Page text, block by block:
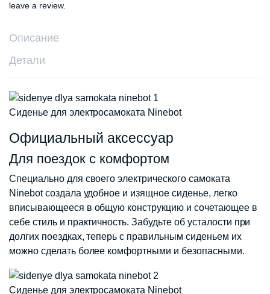
leave a review.
Описание
Детали
Сиденье для электросамоката Ninebot
Официальный аксессуар
Для поездок с комфортом
Специально для своего электрического самоката
Ninebot создала удобное и изящное сиденье, легко
вписывающееся в общую конструкцию и сочетающее в
себе стиль и практичность. Забудьте об усталости при
долгих поездках, теперь с правильным сиденьем их
можно сделать более комфортными и безопасными.
Сиденье для электросамоката Ninebot